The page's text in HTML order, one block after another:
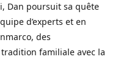
Dan poursuit sa quête
d’experts et en
des
familiale avec la